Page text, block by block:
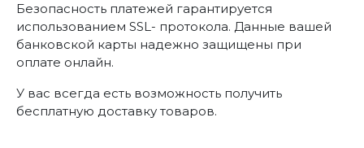
Безопасность платежей гарантируется
использованием SSL- протокола. Данные вашей
банковской карты надежно защищены при
оплате онлайн.
У вас всегда есть возможность получить
бесплатную доставку товаров.